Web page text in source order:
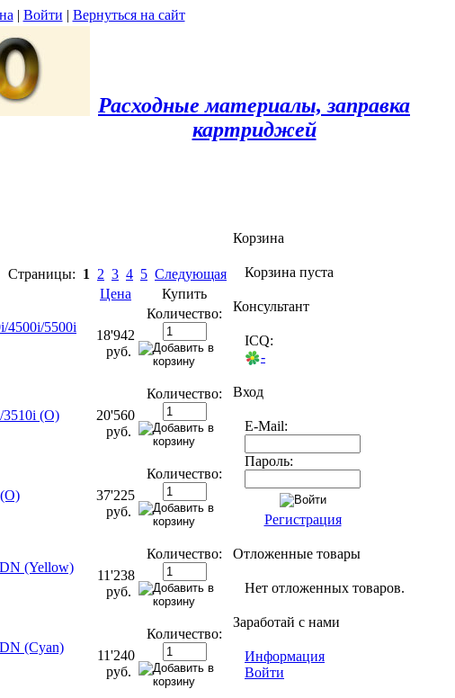
| Войти | Вернуться на сайт
Расходные материалы, заправка
картриджей
Страницы: 1 2 3 4 5 Следующая
Цена Купить
4500i/5500i
18'942
руб.
Количество:
3510i (O)
20'560
руб.
Количество:
37'225
руб.
Количество:
(Yellow)
11'238
руб.
Количество:
(Cyan)
11'240
руб.
Количество:
Корзина
Корзина пуста
Консультант
ICQ:
-
Вход
E-Mail:
Пароль:
Регистрация
Отложенные товары
Нет отложенных товаров.
Заработай с нами
Информация
Войти